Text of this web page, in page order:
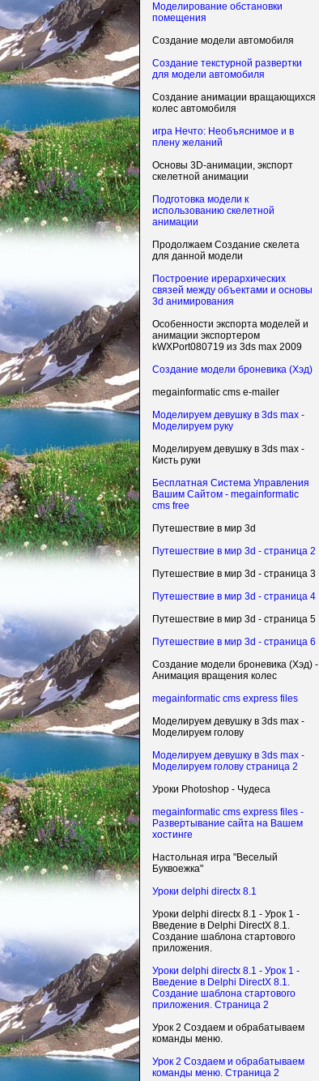
Моделирование обстановки
помещения
Создание модели автомобиля
Создание текстурной развертки
для модели автомобиля
Создание анимации вращающихся
колес автомобиля
игра Нечто: Необъяснимое и в
плену желаний
Основы 3D-анимации, экспорт
скелетной анимации
Подготовка модели к
использованию скелетной
анимации
Продолжаем Создание скелета
для данной модели
Построение ирерархических
связей между объектами и основы
3d анимирования
Особенности экспорта моделей и
анимации экспортером
kWXPort080719 из 3ds max 2009
Создание модели броневика (Хэд)
megainformatic cms e-mailer
Моделируем девушку в 3ds max -
Моделируем руку
Моделируем девушку в 3ds max -
Кисть руки
Бесплатная Система Управления
Вашим Сайтом - megainformatic
cms free
Путешествие в мир 3d
Путешествие в мир 3d - страница 2
Путешествие в мир 3d - страница 3
Путешествие в мир 3d - страница 4
Путешествие в мир 3d - страница 5
Путешествие в мир 3d - страница 6
Создание модели броневика (Хэд) -
Анимация вращения колес
megainformatic cms express files
Моделируем девушку в 3ds max -
Моделируем голову
Моделируем девушку в 3ds max -
Моделируем голову страница 2
Уроки Photoshop - Чудеса
megainformatic cms express files -
Развертывание сайта на Вашем
хостинге
Настольная игра "Веселый
Буквоежка"
Уроки delphi directx 8.1
Уроки delphi directx 8.1 - Урок 1 -
Введение в Delphi DirectX 8.1.
Создание шаблона стартового
приложения.
Уроки delphi directx 8.1 - Урок 1 -
Введение в Delphi DirectX 8.1.
Создание шаблона стартового
приложения. Страница 2
Урок 2 Создаем и обрабатываем
команды меню.
Урок 2 Создаем и обрабатываем
команды меню. Страница 2